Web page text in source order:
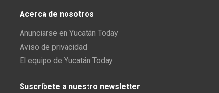
Acerca de nosotros
Anunciarse en Yucatán Today
Aviso de privacidad
El equipo de Yucatán Today
Suscríbete a nuestro newsletter